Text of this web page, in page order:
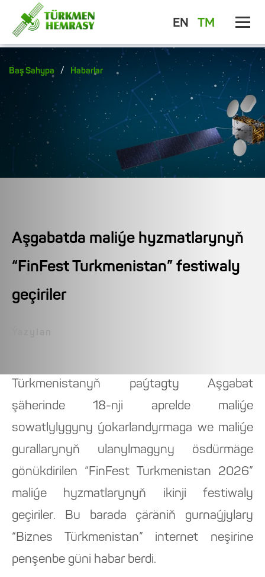
EN TM
Baş Sahypa / Habarlar
Aşgabatda maliýe hyzmatlarynyň
“FinFest Turkmenistan” festiwaly
geçiriler
Türkmenistanyň paýtagty Aşgabat
şäherinde 18-nji aprelde maliýe
sowatlylygyny ýokarlandyrmaga we maliýe
gurallarynyň ulanylmagyny ösdürmäge
gönükdirilen “FinFest Turkmenistan 2026”
maliýe hyzmatlarynyň ikinji festiwaly
geçiriler. Bu barada çäräniň gurnaýjylary
“Biznes Türkmenistan” internet neşirine
penşenbe güni habar berdi.